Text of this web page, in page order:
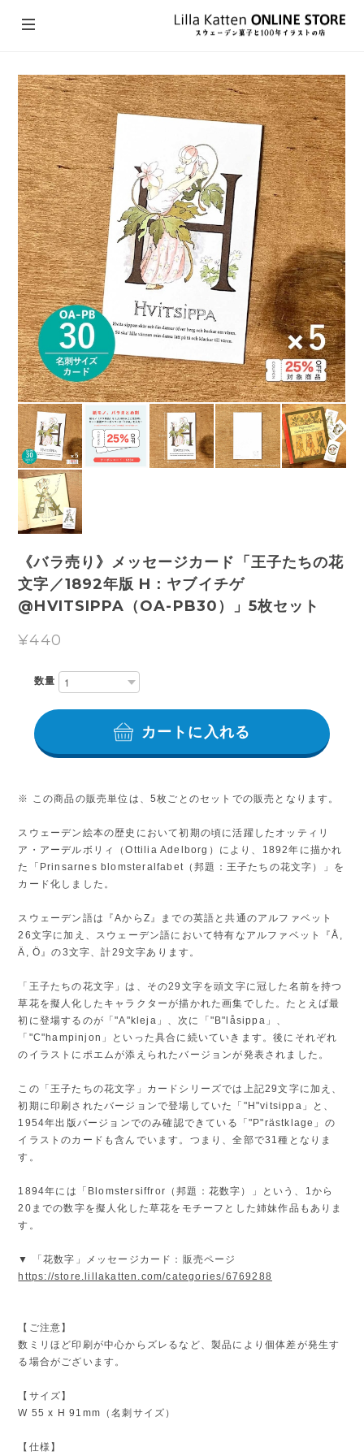
《バラ売り》メッセージカード「王子たちの花
文字／1892年版 H：ヤブイチゲ
@HVITSIPPA（OA-PB30）」5枚セット
¥440
数量
カートに入れる
※ この商品の販売単位は、5枚ごとのセットでの販売となります。
スウェーデン絵本の歴史において初期の頃に活躍したオッティリ
ア・アーデルボリィ（Ottilia Adelborg）により、1892年に描かれ
た「Prinsarnes blomsteralfabet（邦題：王子たちの花文字）」を
カード化しました。
スウェーデン語は『AからZ』までの英語と共通のアルファベット
26文字に加え、スウェーデン語において特有なアルファベット『Å,
Ä, Ö』の3文字、計29文字あります。
「王子たちの花文字」は、その29文字を頭文字に冠した名前を持つ
草花を擬人化したキャラクターが描かれた画集でした。たとえば最
初に登場するのが「"A"kleja」、次に「"B"låsippa」、
「"C"hampinjon」といった具合に続いていきます。後にそれぞれ
のイラストにポエムが添えられたバージョンが発表されました。
この「王子たちの花文字」カードシリーズでは上記29文字に加え、
初期に印刷されたバージョンで登場していた「"H"vitsippa」と、
1954年出版バージョンでのみ確認できている「"P"rästklage」の
イラストのカードも含んでいます。つまり、全部で31種となりま
す。
1894年には「Blomstersiffror（邦題：花数字）」という、1から
20までの数字を擬人化した草花をモチーフとした姉妹作品もありま
す。
▼ 「花数字」メッセージカード：販売ページ
https://store.lillakatten.com/categories/6769288
【ご注意】
数ミリほど印刷が中心からズレるなど、製品により個体差が発生す
る場合がございます。
【サイズ】
W 55 x H 91mm（名刺サイズ）
【仕様】